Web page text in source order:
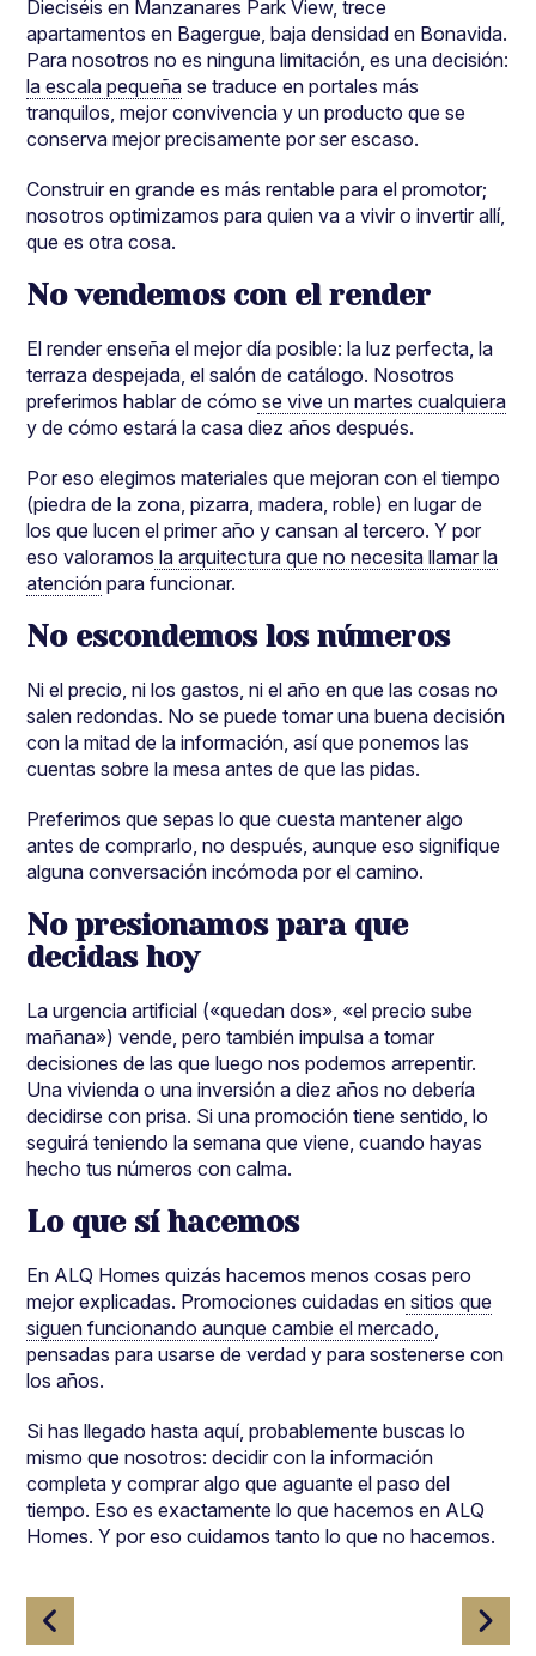
Dieciséis en Manzanares Park View, trece
apartamentos en Bagergue, baja densidad en Bonavida.
Para nosotros no es ninguna limitación, es una decisión:
la escala pequeña se traduce en portales más
tranquilos, mejor convivencia y un producto que se
conserva mejor precisamente por ser escaso.
Construir en grande es más rentable para el promotor;
nosotros optimizamos para quien va a vivir o invertir allí,
que es otra cosa.
No vendemos con el render
El render enseña el mejor día posible: la luz perfecta, la
terraza despejada, el salón de catálogo. Nosotros
preferimos hablar de cómo se vive un martes cualquiera
y de cómo estará la casa diez años después.
Por eso elegimos materiales que mejoran con el tiempo
(piedra de la zona, pizarra, madera, roble) en lugar de
los que lucen el primer año y cansan al tercero. Y por
eso valoramos la arquitectura que no necesita llamar la
atención para funcionar.
No escondemos los números
Ni el precio, ni los gastos, ni el año en que las cosas no
salen redondas. No se puede tomar una buena decisión
con la mitad de la información, así que ponemos las
cuentas sobre la mesa antes de que las pidas.
Preferimos que sepas lo que cuesta mantener algo
antes de comprarlo, no después, aunque eso signifique
alguna conversación incómoda por el camino.
No presionamos para que
decidas hoy
La urgencia artificial («quedan dos», «el precio sube
mañana») vende, pero también impulsa a tomar
decisiones de las que luego nos podemos arrepentir.
Una vivienda o una inversión a diez años no debería
decidirse con prisa. Si una promoción tiene sentido, lo
seguirá teniendo la semana que viene, cuando hayas
hecho tus números con calma.
Lo que sí hacemos
En ALQ Homes quizás hacemos menos cosas pero
mejor explicadas. Promociones cuidadas en sitios que
siguen funcionando aunque cambie el mercado
pensadas para usarse de verdad y para sostenerse con
los años.
Si has llegado hasta aquí, probablemente buscas lo
mismo que nosotros: decidir con la información
completa y comprar algo que aguante el paso del
tiempo. Eso es exactamente lo que hacemos en ALQ
Homes. Y por eso cuidamos tanto lo que no hacemos.
Navegación